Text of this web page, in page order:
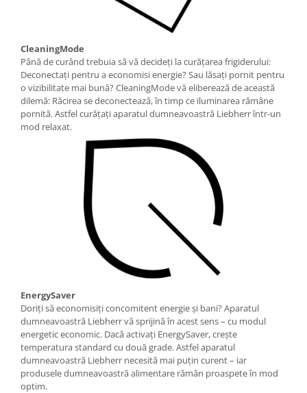
CleaningMode
Până de curând trebuia să vă decideţi la curăţarea frigiderului:
Deconectaţi pentru a economisi energie? Sau lăsaţi pornit pentru
o vizibilitate mai bună? CleaningMode vă eliberează de această
dilemă: Răcirea se deconectează, în timp ce iluminarea rămâne
pornită. Astfel curăţaţi aparatul dumneavoastră Liebherr într-un
mod relaxat.
EnergySaver
Doriţi să economisiţi concomitent energie şi bani? Aparatul
dumneavoastră Liebherr vă sprijină în acest sens – cu modul
energetic economic. Dacă activaţi EnergySaver, creşte
temperatura standard cu două grade. Astfel aparatul
dumneavoastră Liebherr necesită mai puţin curent – iar
produsele dumneavoastră alimentare rămân proaspete în mod
optim.